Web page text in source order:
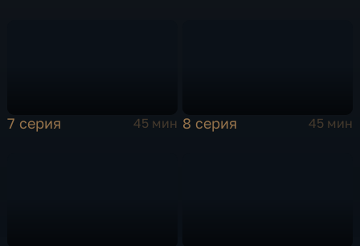
7 серия 45 мин 8 серия 45 мин